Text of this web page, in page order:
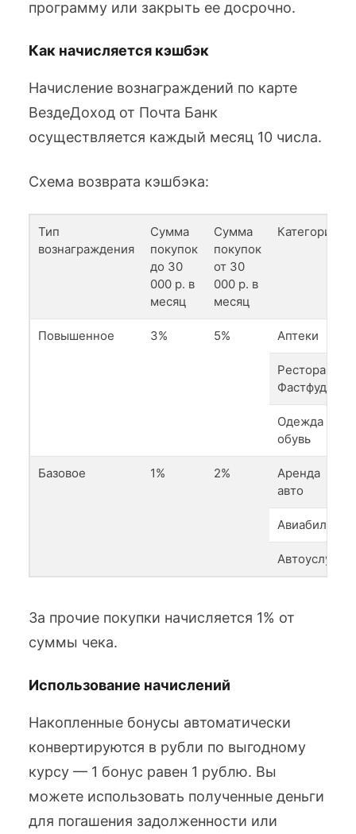
программу или закрыть ее досрочно.
Как начисляется кэшбэк
Начисление вознаграждений по карте
ВездеДоход от Почта Банк
осуществляется каждый месяц 10 числа.
Схема возврата кэшбэка:
Тип
вознаграждения
Сумма
покупок
до 30
000 р. в
месяц
Сумма
покупок
от 30
000 р. в
месяц
Категория
Повышенное 3% 5% Аптеки
Рестораны,
Фастфуд
Одежда и
обувь
Базовое 1% 2%
Аренда
авто
Авиабилеты
Автоуслуги
За прочие покупки начисляется 1% от
суммы чека.
Использование начислений
Накопленные бонусы автоматически
конвертируются в рубли по выгодному
курсу — 1 бонус равен 1 рублю. Вы
можете использовать полученные деньги
для погашения задолженности или